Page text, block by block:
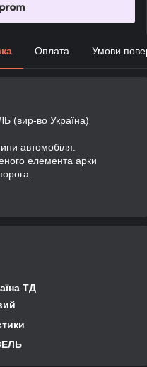
Оплата Умови
(вир-во Україна)
автомобіля.
елемента арки
ТД